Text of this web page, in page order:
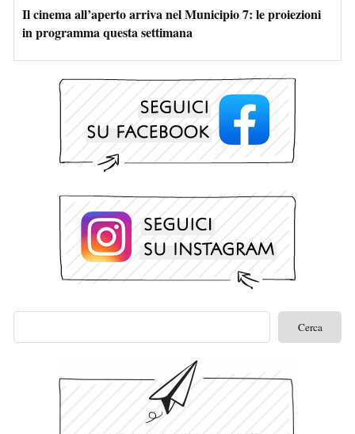
Il cinema all’aperto arriva nel Municipio 7: le proiezioni
in programma questa settimana